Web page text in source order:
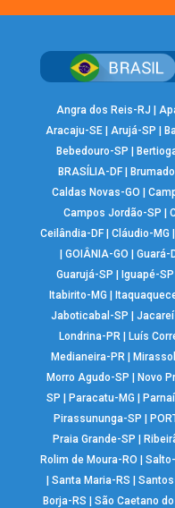
Angra dos Reis-RJ
Aracaju-SE |Arujá-SP
Bebedouro-SP
BRASÍLIA-DF|
Caldas Novas-GO
|
Campos Jordão-SP
Ceilândia-DF| Cláudio-MG
GOIÂNIA-GO Guará-
Guarujá-SP
Iguapé-SP
Itabirito-MG
Jaboticabal-SP
Londrina-PR| Luís
Medianeira-PR
Morro Agudo-SP
Novo
SP
Paracatu-MG
Pirassununga-SP
Praia Grande-SP
Rolim de Moura-RO
|Santa Maria-RS |
Borja-RS
|São Caetano